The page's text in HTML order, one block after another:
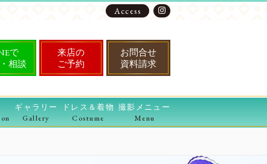
Access
で
相談
来店の
ご予約
お問合せ
資料請求
ギャラリー
Gallery
ドレス＆着物
Costume
撮影メニュー
Menu